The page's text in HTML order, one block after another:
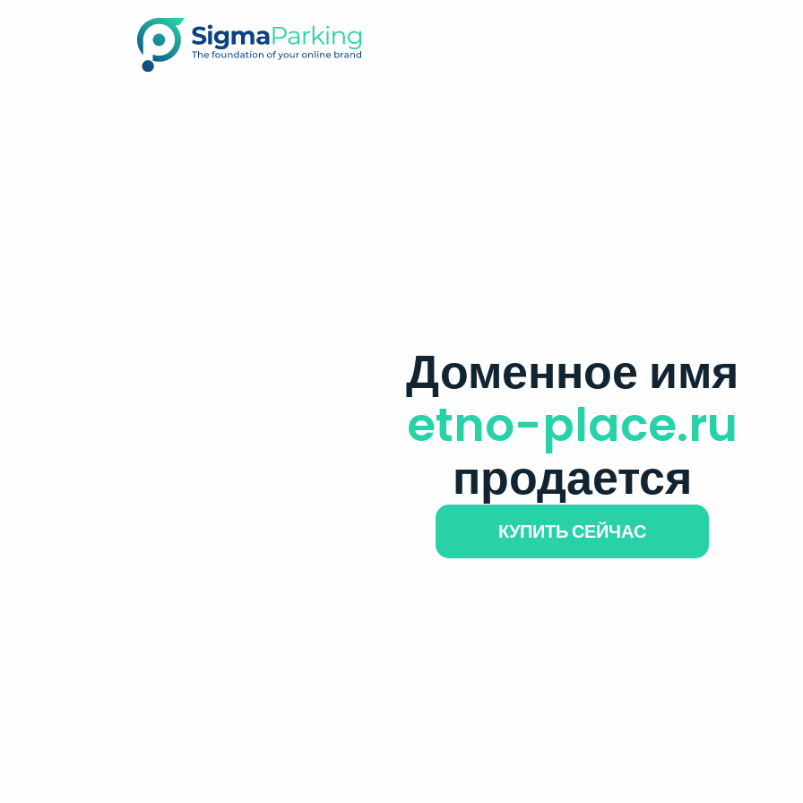
Доменное имя
etno-place.ru
продается
КУПИТЬ СЕЙЧАС